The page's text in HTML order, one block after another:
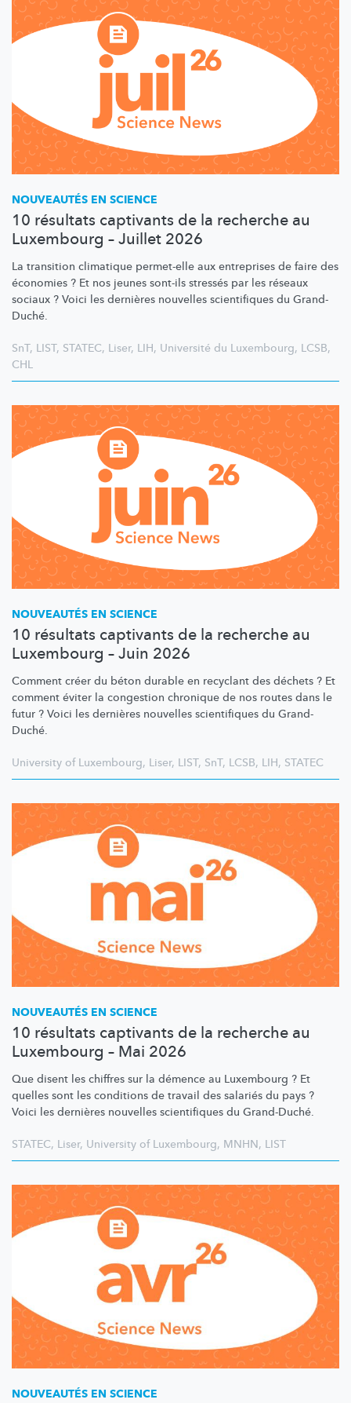
NOUVEAUTÉS EN SCIENCE
10 résultats captivants de la recherche au
Luxembourg – Juillet 2026
La transition climatique permet-elle aux entreprises de faire des
économies ? Et nos jeunes sont-ils stressés par les réseaux
sociaux ? Voici les dernières nouvelles scientifiques du Grand-
Duché.
SnT, LIST, STATEC, Liser, LIH, Université du Luxembourg, LCSB,
CHL
NOUVEAUTÉS EN SCIENCE
10 résultats captivants de la recherche au
Luxembourg – Juin 2026
Comment créer du béton durable en recyclant des déchets ? Et
comment éviter la congestion chronique de nos routes dans le
futur ? Voici les dernières nouvelles scientifiques du Grand-
Duché.
University of Luxembourg, Liser, LIST, SnT, LCSB, LIH, STATEC
NOUVEAUTÉS EN SCIENCE
10 résultats captivants de la recherche au
Luxembourg – Mai 2026
Que disent les chiffres sur la démence au Luxembourg ? Et
quelles sont les conditions de travail des salariés du pays ?
Voici les dernières nouvelles scientifiques du Grand-Duché.
STATEC, Liser, University of Luxembourg, MNHN, LIST
NOUVEAUTÉS EN SCIENCE